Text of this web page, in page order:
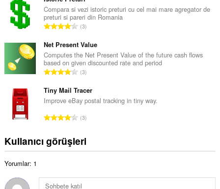
y
s
a
y
ı
s
ı
:
l
a
m
y
s
a
y
ı
s
:
Compara si vezi istoric preturi cu cel mai mare agregator de
preturi si pareri din Romania
T
p
l
a
m
y
s
a
y
s
ı
3
Net Present Value
Computes the Net Present Value of the future cash flows
based on given discounted rate and period
T
p
l
m
y
s
ı
3
Tiny Mail Tracer
Improve eBay postal tracking in tiny way.
T
l
o
y
3
Kullanıcı görüşleri
Yorumlar: 1